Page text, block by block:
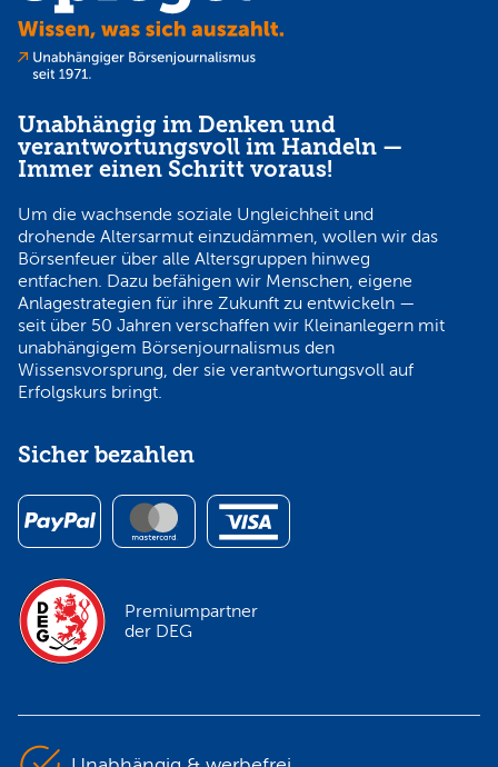
Unabhängig im Denken und
verantwortungsvoll im Handeln —
Immer einen Schritt voraus!
Um die wachsende soziale Ungleichheit und
drohende Altersarmut einzudämmen, wollen wir das
Börsenfeuer über alle Altersgruppen hinweg
entfachen. Dazu befähigen wir Menschen, eigene
Anlagestrategien für ihre Zukunft zu entwickeln —
seit über 50 Jahren verschaffen wir Kleinanlegern mit
unabhängigem Börsenjournalismus den
Wissensvorsprung, der sie verantwortungsvoll auf
Erfolgskurs bringt.
Sicher bezahlen
Premiumpartner
der DEG